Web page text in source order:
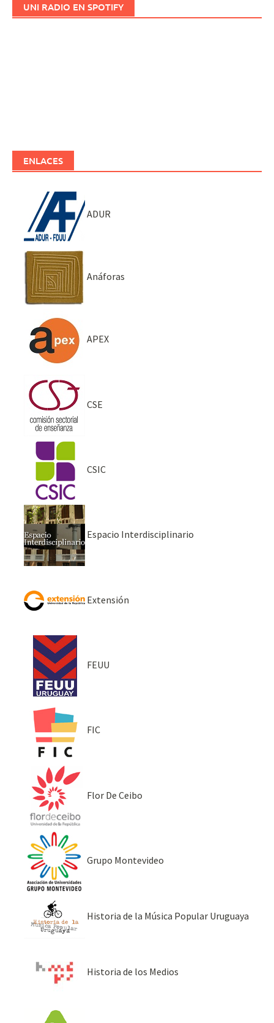
UNI RADIO EN SPOTIFY
ENLACES
ADUR
Anáforas
APEX
CSE
CSIC
Espacio Interdisciplinario
Extensión
FEUU
FIC
Flor De Ceibo
Grupo Montevideo
Historia de la Música Popular Uruguaya
Historia de los Medios